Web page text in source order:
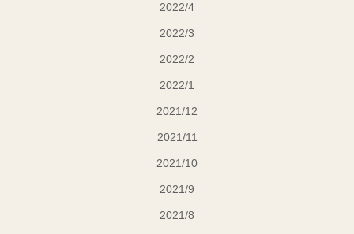
2か月の再現性」を提供するもの。
だからこそ、5,500円は“未来の自分”への投資なんで
す。
奈良県 大和高田市 美容室 エステ ヘッドスパ 育毛 発
毛 白髪ぼかし 40代 ナイトケア
2022/4
2022/3
2022/2
2022/1
2021/12
2021/11
2021/10
2021/9
2021/8